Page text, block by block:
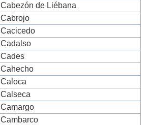
Cabezón de Liébana
Cabrojo
Cacicedo
Cadalso
Cades
Cahecho
Caloca
Calseca
Camargo
Cambarco